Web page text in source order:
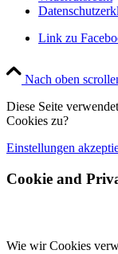
Link zu
Nach oben
Diese Seite
Cookies zu?
Einstellungen
Cookie and
Wie wir Cookies